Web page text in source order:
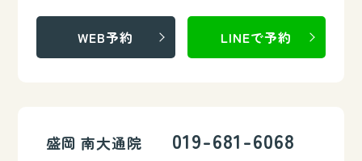
WEB予約 LINEで予約
盛岡 南大通院 019-681-6068